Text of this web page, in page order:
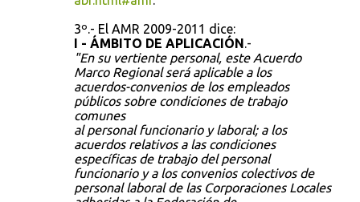
3º.- El AMR 2009-2011 dice:
I - ÁMBITO DE APLICACIÓN.-
"En su vertiente personal, este Acuerdo
Marco Regional será aplicable a los
acuerdos-convenios de los empleados
públicos sobre condiciones de trabajo
comunes
al personal funcionario y laboral; a los
acuerdos relativos a las condiciones
específicas de trabajo del personal
funcionario y a los convenios colectivos de
personal laboral de las Corporaciones Locales